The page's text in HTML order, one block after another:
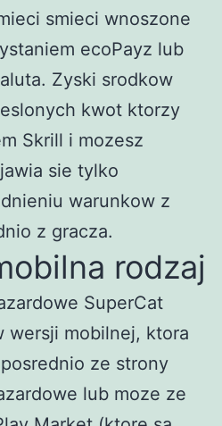
smieci wnoszone
ecoPayz lub
Zyski srodkow
kwot ktorzy
Skrill i mozesz
sie tylko
warunkow z
z gracza.
rodzaj
SuperCat
wersji mobilnej, ktora
ze strony
lub moze ze